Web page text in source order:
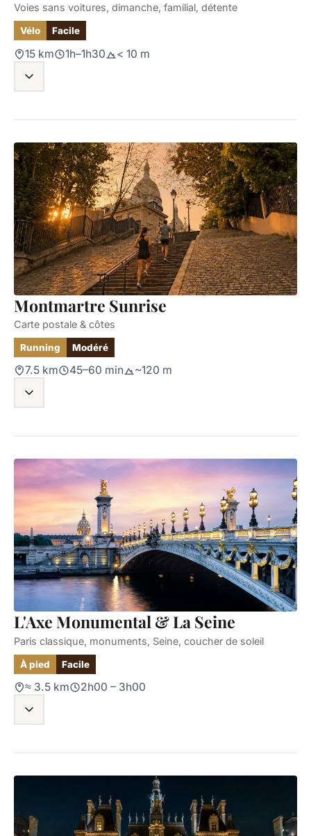
Voies sans voitures, dimanche, familial, détente
Vélo Facile
15 km 1h–1h30 < 10 m
Montmartre Sunrise
Carte postale & côtes
Running Modéré
7.5 km 45–60 min ~120 m
L'Axe Monumental & La Seine
Paris classique, monuments, Seine, coucher de soleil
À pied Facile
≈ 3.5 km 2h00 – 3h00